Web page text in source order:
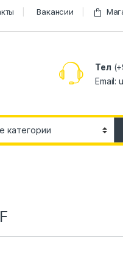
Вакансии
Тел
Email: